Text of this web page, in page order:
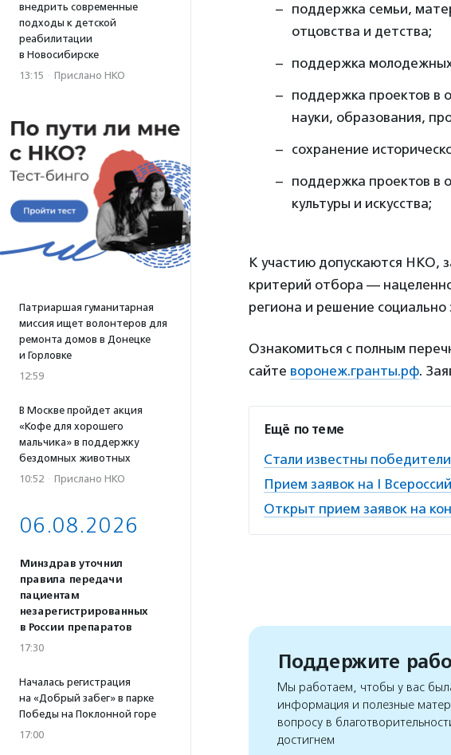
внедрить современные
подходы к детской
реабилитации
в Новосибирске
13:15 · Прислано НКО
Патриаршая гуманитарная
миссия ищет волонтеров для
ремонта домов в Донецке
и Горловке
12:59
В Москве пройдет акция
«Кофе для хорошего
мальчика» в поддержку
бездомных животных
10:52 · Прислано НКО
06.08.2026
Минздрав уточнил
правила передачи
пациентам
незарегистрированных
в России препаратов
17:30
Началась регистрация
на «Добрый забег» в парке
Победы на Поклонной горе
17:00
поддержка семьи,
отцовства и детства;
поддержка
поддержка проектов в
науки, образования,
сохранение
поддержка проектов в
культуры и искусства;
К участию допускаются НКО,
критерий отбора —
региона и решение социально
Ознакомиться с полным
сайте воронеж.гранты.рф.
Ещё по теме
Стали известны
Прием заявок на I
Открыт прием заявок на
Поддержите
Мы работаем, чтобы у вас
информация и полезные
вопросу в
достигнем